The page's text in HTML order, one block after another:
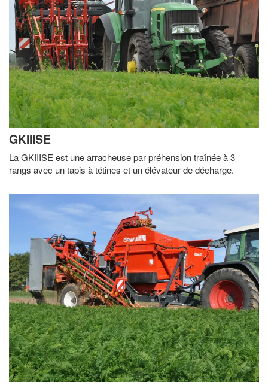
GKIIISE
La GKIIISE est une arracheuse par préhension traînée à 3
rangs avec un tapis à tétines et un élévateur de décharge.